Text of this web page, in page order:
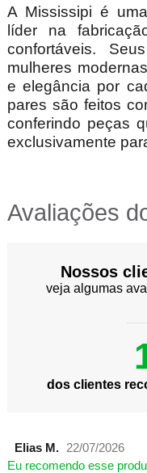
A Mississipi é
líder na
confortáveis.
mulheres
e elegância por
pares são feitos
conferindo peças
exclusivamente
Avaliações
Nossos
veja algumas
dos clientes
Elias M. 22/07/2026
Eu recomendo esse